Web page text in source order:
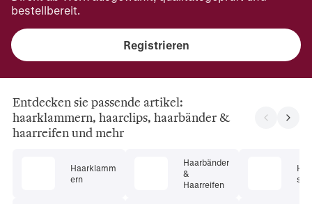
bestellbereit.
Registrieren
Entdecken sie passende artikel:
haarklammern, haarclips, haarbänder &
haarreifen und mehr
Haarklamm
ern
Haarbänder
&
Haarreifen
s